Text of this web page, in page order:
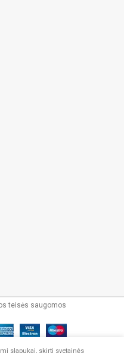
teisės saugomos
slapukai, skirti svetainės